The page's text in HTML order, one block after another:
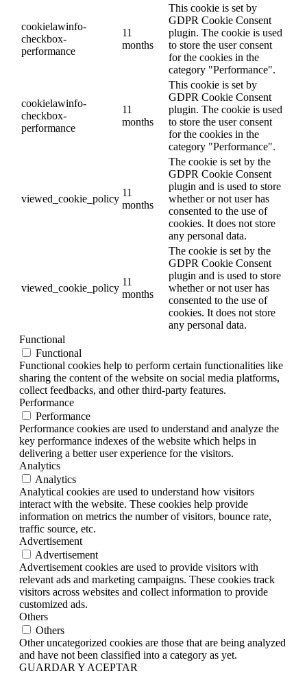
cookielawinfo-
checkbox-
performance
11
months
This cookie is set by
GDPR Cookie Consent
plugin. The cookie is used
to store the user consent
for the cookies in the
category "Performance".
cookielawinfo-
checkbox-
performance
11
months
This cookie is set by
GDPR Cookie Consent
plugin. The cookie is used
to store the user consent
for the cookies in the
category "Performance".
viewed_cookie_policy
11
months
The cookie is set by the
GDPR Cookie Consent
plugin and is used to store
whether or not user has
consented to the use of
cookies. It does not store
any personal data.
viewed_cookie_policy
11
months
The cookie is set by the
GDPR Cookie Consent
plugin and is used to store
whether or not user has
consented to the use of
cookies. It does not store
any personal data.
Functional
Functional
Functional cookies help to perform certain functionalities like
sharing the content of the website on social media platforms,
collect feedbacks, and other third-party features.
Performance
Performance
Performance cookies are used to understand and analyze the
key performance indexes of the website which helps in
delivering a better user experience for the visitors.
Analytics
Analytics
Analytical cookies are used to understand how visitors
interact with the website. These cookies help provide
information on metrics the number of visitors, bounce rate,
traffic source, etc.
Advertisement
Advertisement
Advertisement cookies are used to provide visitors with
relevant ads and marketing campaigns. These cookies track
visitors across websites and collect information to provide
customized ads.
Others
Others
Other uncategorized cookies are those that are being analyzed
and have not been classified into a category as yet.
GUARDAR Y ACEPTAR